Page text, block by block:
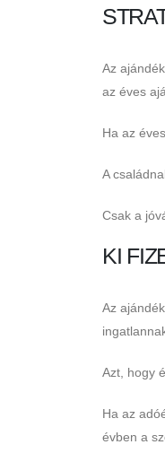
Az
az éves
Ha az
A
Csak a
KI
Az
Azt, hogy
Ha az
évben a